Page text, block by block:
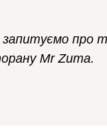
Mr Zuma.